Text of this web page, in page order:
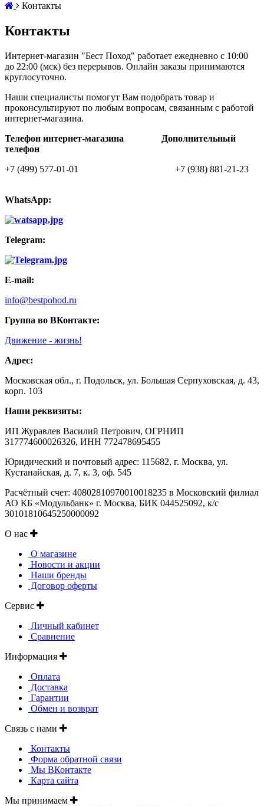
Контакты
Контакты
Интернет-магазин "Бест Поход" работает ежедневно с 10:00
до 22:00 (мск) без перерывов. Онлайн заказы принимаются
круглосуточно.
Наши специалисты помогут Вам подобрать товар и
проконсультируют по любым вопросам, связанным с работой
интернет-магазина.
Телефон интернет-магазина Дополнительный
телефон
+7 (499) 577-01-01 +7 (938) 881-21-23
WhatsApp:
Telegram:
E-mail:
info@bestpohod.ru
Группа во ВКонтакте:
Движение - жизнь!
Адрес:
Московская обл., г. Подольск, ул. Большая Серпуховская, д. 43,
корп. 103
Наши реквизиты:
ИП Журавлев Василий Петрович, ОГРНИП
317774600026326, ИНН 772478695455
Юридический и почтовый адрес: 115682, г. Москва, ул.
Кустанайская, д. 7, к. 3, оф. 545
Расчётный счет: 40802810970010018235 в Московский филиал
АО КБ «Модульбанк» г. Москва, БИК 044525092, к/с
30101810645250000092
О нас
О магазине
Новости и акции
Наши бренды
Договор оферты
Сервис
Личный кабинет
Сравнение
Информация
Оплата
Доставка
Гарантии
Обмен и возврат
Связь с нами
Контакты
Форма обратной связи
Мы ВКонтакте
Карта сайта
Мы принимаем